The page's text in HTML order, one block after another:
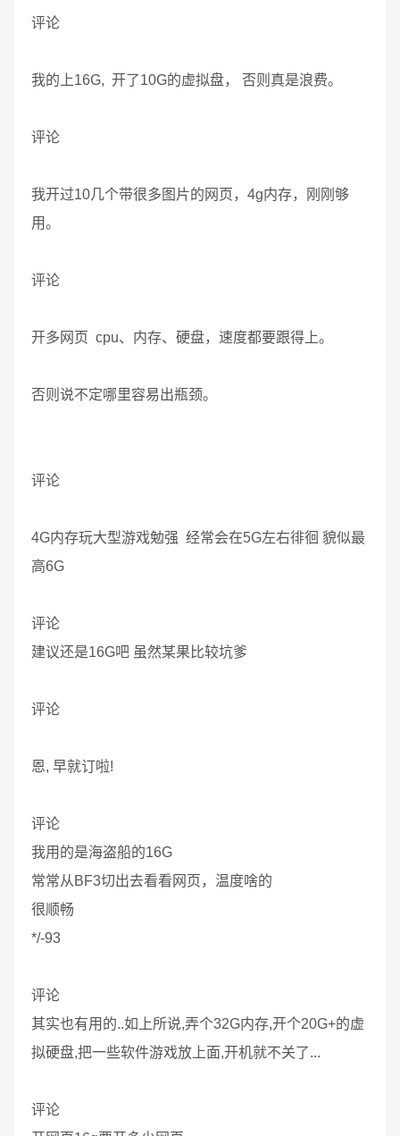
评论
我的上16G, 开了10G的虚拟盘， 否则真是浪费。
评论
我开过10几个带很多图片的网页，4g内存，刚刚够
用。
评论
开多网页 cpu、内存、硬盘，速度都要跟得上。
否则说不定哪里容易出瓶颈。
评论
4G内存玩大型游戏勉强 经常会在5G左右徘徊 貌似最
高6G
评论
建议还是16G吧 虽然某果比较坑爹
评论
恩, 早就订啦!
评论
我用的是海盗船的16G
常常从BF3切出去看看网页，温度啥的
很顺畅
*/-93
评论
其实也有用的..如上所说,弄个32G内存,开个20G+的虚
拟硬盘,把一些软件游戏放上面,开机就不关了...
评论